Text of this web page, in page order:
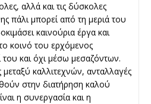
αλλά και τις δύσκολες
πάλι μπορεί από τη μεριά του
καινούρια έργα και
κοινό του ερχόμενος
και όχι μέσω μεσαζόντων.
καλλιτεχνών, ανταλλαγές
στην διατήρηση καλού
η συνεργασία και η